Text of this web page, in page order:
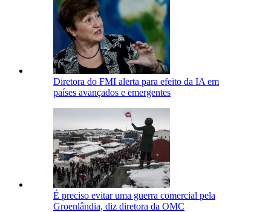
Diretora do FMI alerta para efeito da IA em
países avançados e emergentes
É preciso evitar uma guerra comercial pela
Groenlândia, diz diretora da OMC